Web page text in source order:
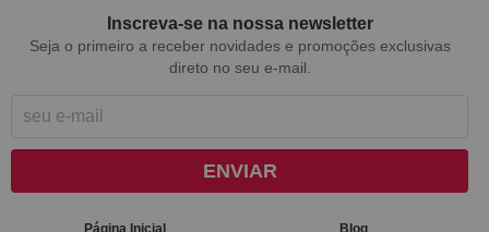
Inscreva-se na nossa newsletter
Seja o primeiro a receber novidades e promoções exclusivas
direto no seu e-mail.
ENVIAR